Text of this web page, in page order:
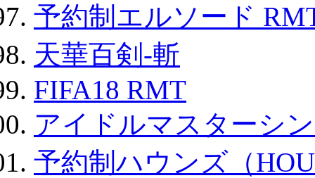
予約制エルソード
天華百剣-斬
FIFA18 RMT
アイドルマスターシ
予約制ハウンズ（